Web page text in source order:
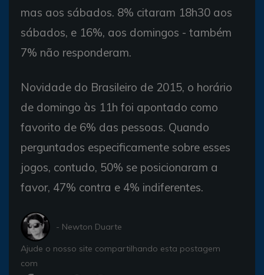
mas aos sábados. 8% citaram 18h30 aos
sábados, e 16%, aos domingos - também
7% não responderam.
Novidade do Brasileiro de 2015, o horário
de domingo às 11h foi apontado como
favorito de 6% das pessoas. Quando
perguntados especificamente sobre esses
jogos, contudo, 50% se posicionaram a
favor, 47% contra e 4% indiferentes.
- Newton Duarte
Ajude o nosso site compartilhando esta postagem
com